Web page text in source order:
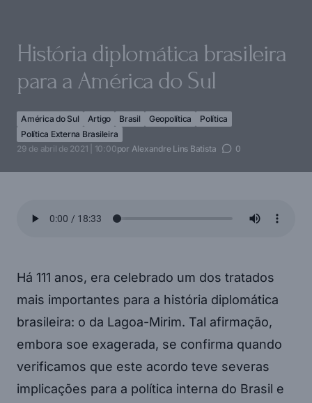
História diplomática brasileira
para a América do Sul
América do Sul Artigo Brasil Geopolítica
Política
Política Externa Brasileira
29 de abril de 2021 | 10:00por Alexandre Lins Batista 0
Há 111 anos, era celebrado um dos tratados
mais importantes para a história diplomática
brasileira: o da Lagoa-Mirim. Tal afirmação,
embora soe exagerada, se confirma quando
verificamos que este acordo teve severas
implicações para a política interna do Brasil e